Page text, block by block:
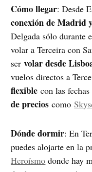
Cómo llegar: Desde
conexión de Madrid
Delgada sólo durante
volar a Terceira con
servolar desde
vuelos directos a
flexible con las
de precios como
Dónde dormir: En
puedes alojarte en la
Heroísmo donde hay